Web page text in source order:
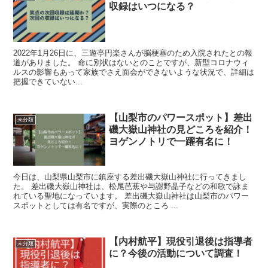
収録はいつになる？
2022年1月26日に、三遊亭円楽さんが脳梗塞のため入院されたとの報
道がありました。 命に別状はないとのことですが、新型コロナウィ
ルスの影響もあって家族でさえ面会ができないような状況で、詳細は
把握できていない...
未分類
【山梨市のパワースポット】差出
磯大嶽山神社の見どころを紹介！
ヨゲンノトリで一躍有名に！
今日は、山梨県山梨市に鎮座する差出磯大嶽山神社に行ってきまし
た。 差出磯大嶽山神社は、松尾芭蕉や与謝野晶子などの和歌で詠ま
れている聖地になっています。 差出磯大嶽山神社は山梨市のパワー
スポットとしては有名ですが、実際のところ ...
未分類
【内村航平】現役引退後は指導者
に？今後の活動について調査！